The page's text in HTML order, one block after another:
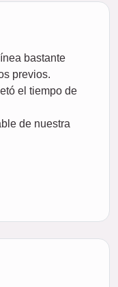
bastante
previos.
el tiempo de
de nuestra